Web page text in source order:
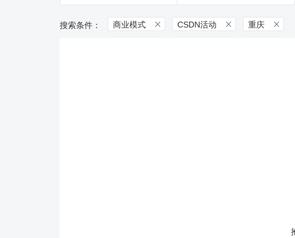
商业模式  CSDN活动  重庆 